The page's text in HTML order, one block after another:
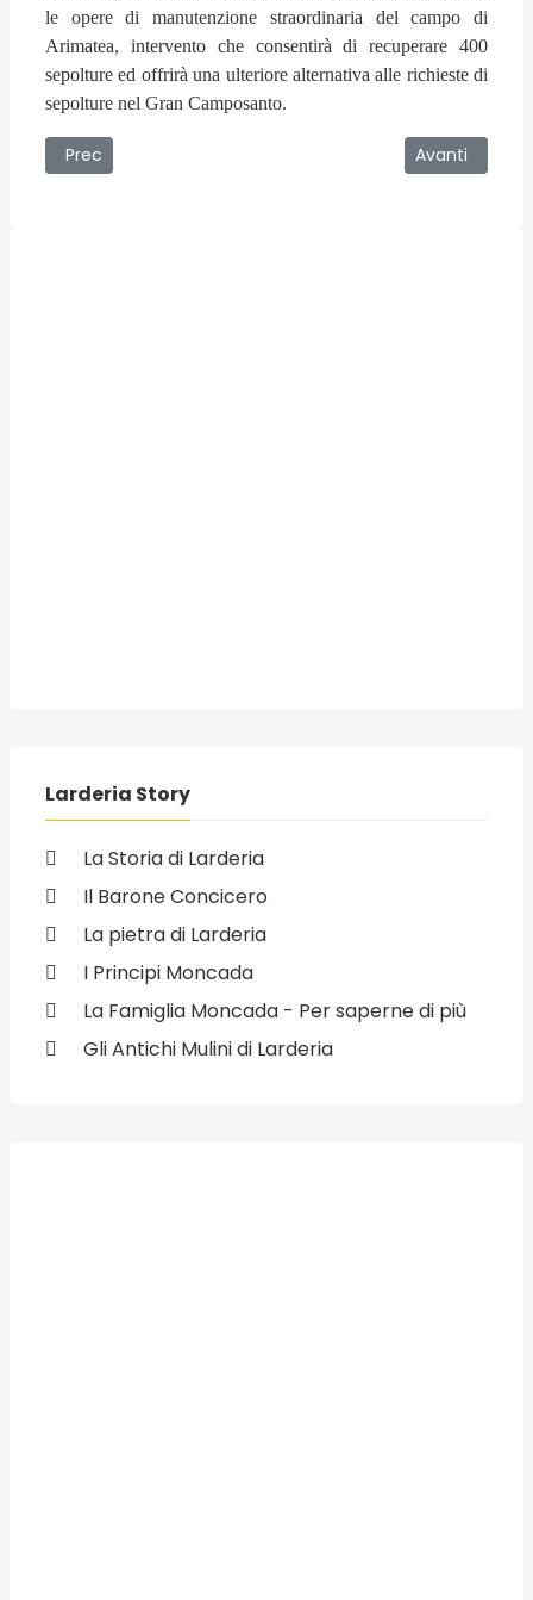
le opere di manutenzione straordinaria del campo di
Arimatea, intervento che consentirà di recuperare 400
sepolture ed offrirà una ulteriore alternativa alle richieste di
sepolture nel Gran Camposanto.
Articolo precedente: 25/09/2007 - La giornata
Prec Articolo
Avanti
Larderia Story
La Storia di Larderia
Il Barone Concicero
La pietra di Larderia
I Principi Moncada
La Famiglia Moncada - Per saperne di più
Gli Antichi Mulini di Larderia